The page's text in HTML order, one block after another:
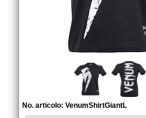
No. articolo: VenumShirtGiantL